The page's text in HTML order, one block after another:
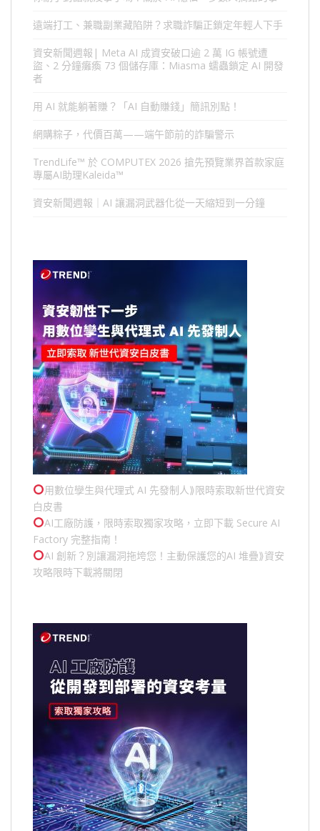
遠端打工、兼職副業藏陷阱？求職詐騙正鎖定年輕人下手
資安新聞週報| Meta AI 成資安破口逾 2 萬 IG 帳號遭
盜、2 分鐘癱瘓 73 個儲存庫：Miasma 蠕蟲鎖定 AI 開發
者
用 AI 就能躺著賺？「AI 自動賺錢」簡訊別點！
網購粽子，代價百萬——端午節前的詐騙警示
TrendLife™ 於 COMPUTEX 2026 搶先預覽業界首款家庭
專屬AI助理Kaleida™
資安新聞週報｜AI 讓漏洞武器化從一天縮短到一分鐘
用數位孿生與代理式 AI 先發制人⟫限時索取新世代資安
白皮書
AI工廠防護，限時索取獨家攻略，立即下載 Secure AI
Factory 完整指南！
AI 創新？別讓漏洞拖垮您！主動保護您的AI 堆疊⟫資安
攻略限時下載將關閉